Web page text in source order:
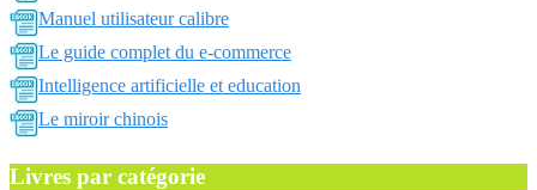
Manuel utilisateur calibre
Le guide complet du e-commerce
Intelligence artificielle et education
Le miroir chinois
Livres par catégorie